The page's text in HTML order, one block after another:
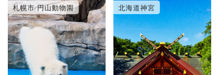
札幌市 円山動物園 北海道神宮